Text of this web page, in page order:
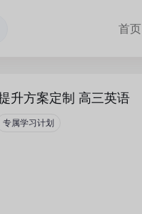
首页
升方案定制 高三英语
专属学习计划